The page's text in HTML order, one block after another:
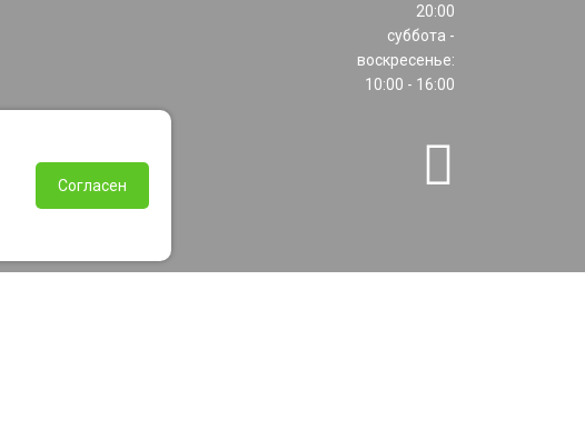
20:00
суббота -
воскресенье:
10:00 - 16:00
Согласен